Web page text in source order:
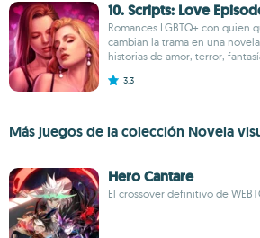
10. Scripts: Love
Romances LGBTQ+ con quien
cambian la trama en una
historias de amor, terror,
3.3
Más juegos de la colección Novela
Hero Cantare
El crossover definitivo de